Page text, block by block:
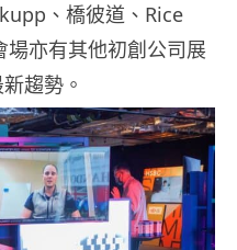
、橋彼道、Rice
亦有其他初創公司展
趨勢。